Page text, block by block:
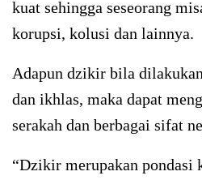
kuat sehingga seseorang
korupsi, kolusi dan lainnya.
Adapun dzikir bila
dan ikhlas, maka dapat
serakah dan berbagai sifat
“Dzikir merupakan pondasi